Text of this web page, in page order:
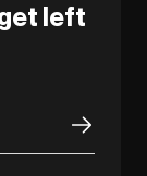
left